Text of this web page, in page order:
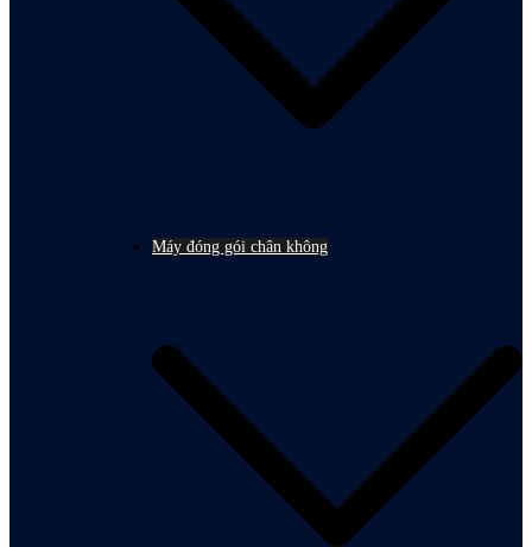
Máy đóng gói chân không